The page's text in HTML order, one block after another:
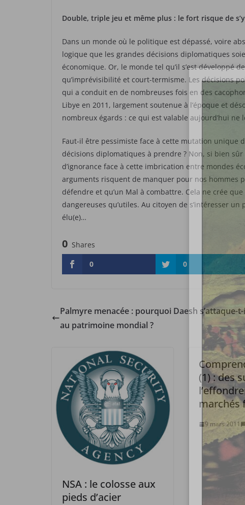
Double, triple jeu et même plus : le fort risque de
Dans un monde où le politique est dépassé, voire
logique que les grandes décisions diplomatiques
économique. Or, le monde tel qu’il s’est développé
qu’imprévisibilité et court-termisme. Les décisions
qui a conduit en de nombreuses fois en des
Libye en 2011, largement soutenue à l’époque et
nombreux égards : ce qui est valable aujourd’hui
Faut-il être pessimiste face à cette mutation unique
décisions diplomatiques à prendre ? Non, si bien
d’ignorance face à cette imbrication entre mondes
arguments risquent de manquer pour nos hommes
défendre et qu’un Mal à combattre. Cela ne crée
dangereuses qu’utiles. Au citoyen de s’intéresser
élu(e)…
0 Shares
0
0
Palmyre menacée : pourquoi Daesh s’attaque-
au patrimoine mondial ?
NSA : le colosse aux
pieds d’acier
(1) : des
marchés
9 mars 2011